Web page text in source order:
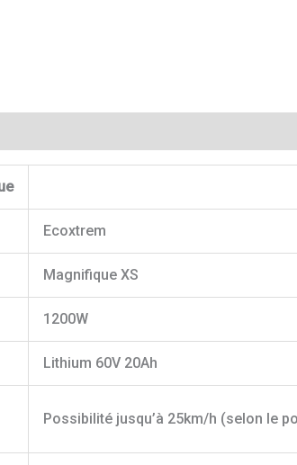
Ecoxtrem
Magnifique XS
1200W
Lithium 60V 20Ah
Possibilité jusqu’à 25km/h (selon le